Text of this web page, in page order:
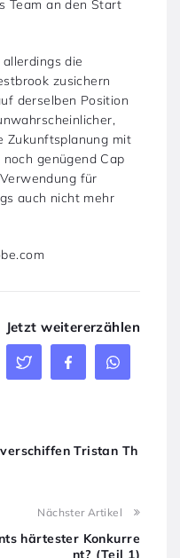
Team an den Start
die
zusichern
derselben Position
Zukunftsplanung mit
genügend Cap
für
auch nicht mehr
Jetzt weitererzählen
Tristan Th
Nächster Artikel
härtester Konkurre
nt? (Teil 1)